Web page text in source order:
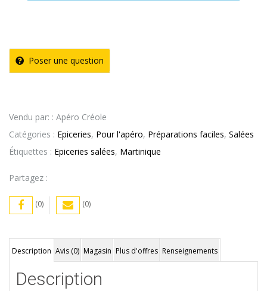
Poser une question
Vendu par: : Apéro Créole
Catégories : Epiceries, Pour l'apéro, Préparations faciles, Salées
Étiquettes : Epiceries salées, Martinique
Partagez :
(0) (0)
Description Avis (0) Magasin Plus d'offres Renseignements
Description